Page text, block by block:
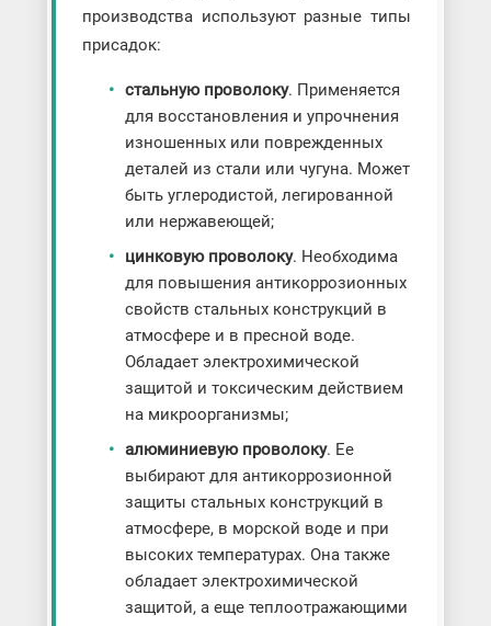
производства используют разные типы
присадок:
стальную проволоку. Применяется
для восстановления и упрочнения
изношенных или поврежденных
деталей из стали или чугуна. Может
быть углеродистой, легированной
или нержавеющей;
цинковую проволоку. Необходима
для повышения антикоррозионных
свойств стальных конструкций в
атмосфере и в пресной воде.
Обладает электрохимической
защитой и токсическим действием
на микроорганизмы;
алюминиевую проволоку. Ее
выбирают для антикоррозионной
защиты стальных конструкций в
атмосфере, в морской воде и при
высоких температурах. Она также
обладает электрохимической
защитой, а еще теплоотражающими